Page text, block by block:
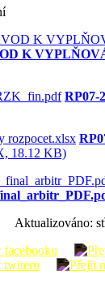
K
RP07-
18.12 KB)
Aktualizováno: